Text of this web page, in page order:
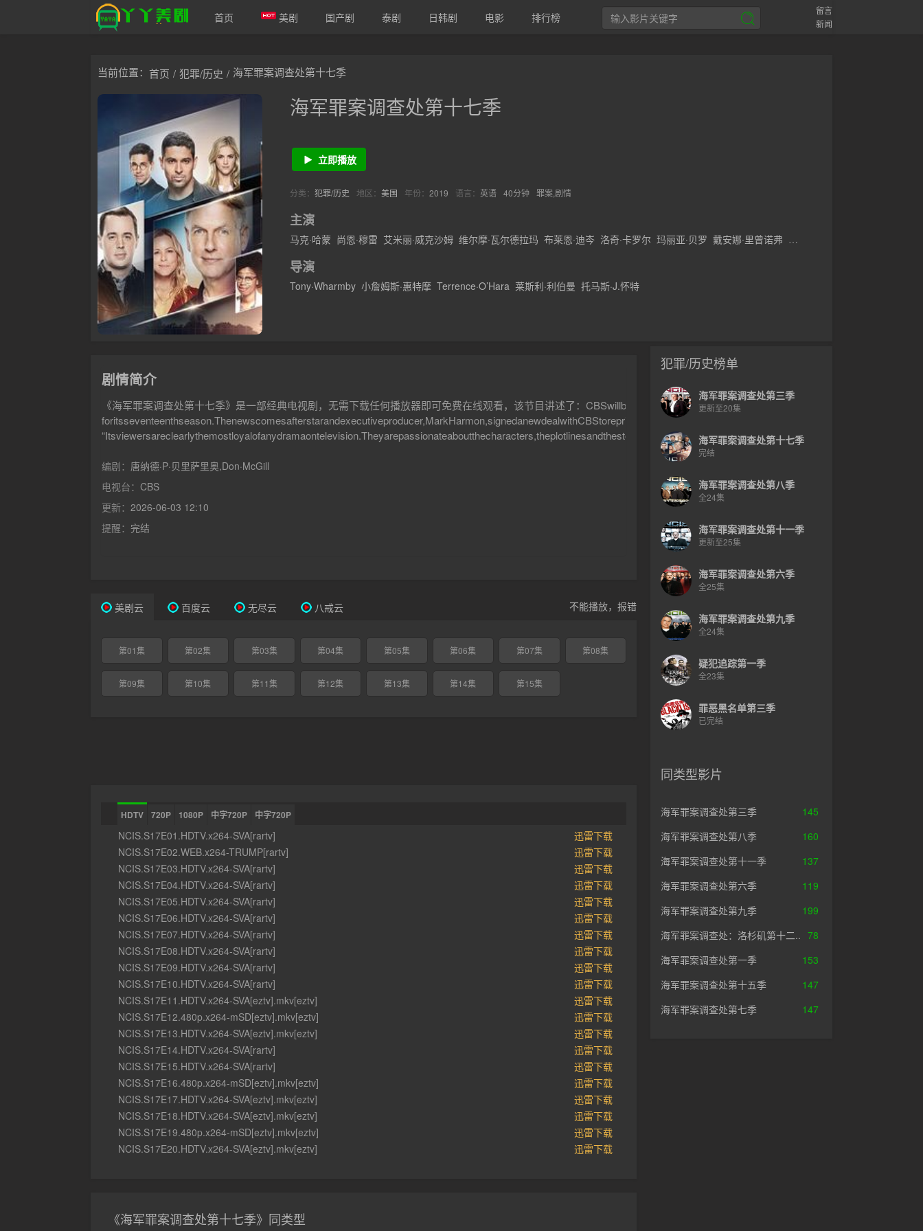
爱美剧
首页 美剧 国产剧 泰剧 日韩剧 电影 排行榜
留言
新闻
当前位置： 首页 / 犯罪/历史 / 海军罪案调查处第十七季
海军罪案调查处第十七季
立即播放
分类： 犯罪/历史 地区： 美国 年份： 2019 语言： 英语 40分钟 罪案,剧情
主演
马克·哈蒙 尚恩·穆雷 艾米丽·威克沙姆 维尔摩·瓦尔德拉玛 布莱恩·迪岑 洛奇·卡罗尔 玛丽亚·贝罗 戴安娜·里曾诺弗
导演
Tony·Wharmby 小詹姆斯·惠特摩 Terrence·O’Hara 莱斯利·利伯曼 托马斯·J.怀特
剧情简介
《海军罪案调查处第十七季》是一部经典电视剧，无需下载任何播放器即可免费在线观看，该节目讲述了：CBSwillbebringingbackanotheroneofitsveterandramasforthe2019-
Initscurrentseason,“NCIS”hasbeenaveraging12.2millionviewersinthelive+samedayratings,makingitTV’ssecond-most-watchedｓｃｒｉｐｔedseries,behindonly“TheBigBangTheory.”
onagrowinglistｓｃｒｉｐｔedtitlesconfirmedtobereturningonCBSforthe2019-20season.
编剧： 唐纳德·P·贝里萨里奥,Don·McGill
电视台： CBS
更新： 2026-06-03 12:10
提醒： 完结
美剧云 百度云 无尽云 八戒云 不能播放，报错
第01集 第02集 第03集 第04集 第05集 第06集 第07集 第08集
第09集 第10集 第11集 第12集 第13集 第14集 第15集
HDTV 720P 1080P 中字720P 中字720P
NCIS.S17E01.HDTV.x264-SVA[rartv]
迅雷下载
NCIS.S17E02.WEB.x264-TRUMP[rartv]
迅雷下载
NCIS.S17E03.HDTV.x264-SVA[rartv]
迅雷下载
NCIS.S17E04.HDTV.x264-SVA[rartv]
迅雷下载
NCIS.S17E05.HDTV.x264-SVA[rartv]
迅雷下载
NCIS.S17E06.HDTV.x264-SVA[rartv]
迅雷下载
NCIS.S17E07.HDTV.x264-SVA[rartv]
迅雷下载
NCIS.S17E08.HDTV.x264-SVA[rartv]
迅雷下载
NCIS.S17E09.HDTV.x264-SVA[rartv]
迅雷下载
NCIS.S17E10.HDTV.x264-SVA[rartv]
迅雷下载
NCIS.S17E11.HDTV.x264-SVA[eztv].mkv[eztv]
迅雷下载
NCIS.S17E12.480p.x264-mSD[eztv].mkv[eztv]
迅雷下载
NCIS.S17E13.HDTV.x264-SVA[eztv].mkv[eztv]
迅雷下载
NCIS.S17E14.HDTV.x264-SVA[rartv]
迅雷下载
NCIS.S17E15.HDTV.x264-SVA[rartv]
迅雷下载
NCIS.S17E16.480p.x264-mSD[eztv].mkv[eztv]
迅雷下载
NCIS.S17E17.HDTV.x264-SVA[eztv].mkv[eztv]
迅雷下载
NCIS.S17E18.HDTV.x264-SVA[eztv].mkv[eztv]
迅雷下载
NCIS.S17E19.480p.x264-mSD[eztv].mkv[eztv]
迅雷下载
NCIS.S17E20.HDTV.x264-SVA[eztv].mkv[eztv]
迅雷下载
《海军罪案调查处第十七季》同类型
犯罪/历史榜单
海军罪案调查处第三季
更新至20集
海军罪案调查处第十七季
完结
海军罪案调查处第八季
全24集
海军罪案调查处第十一季
更新至25集
海军罪案调查处第六季
全25集
海军罪案调查处第九季
全24集
疑犯追踪第一季
全23集
罪恶黑名单第三季
已完结
同类型影片
海军罪案调查处第三季
145
海军罪案调查处第八季
160
海军罪案调查处第十一季
137
海军罪案调查处第六季
119
海军罪案调查处第九季
199
海军罪案调查处：洛杉矶第十二.. 78
海军罪案调查处第一季
153
海军罪案调查处第十五季
147
海军罪案调查处第七季
147